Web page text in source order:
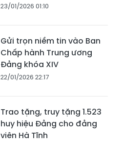
23/01/2026 01:10
Gửi trọn niềm tin vào Ban
Chấp hành Trung ương
Đảng khóa XIV
22/01/2026 22:17
Trao tặng, truy tặng 1.523
huy hiệu Đảng cho đảng
viên Hà Tĩnh